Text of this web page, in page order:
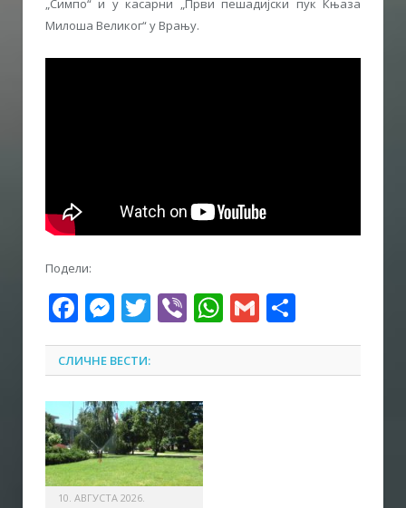
„Симпо“ и у касарни „Први пешадијски пук Књаза
Милоша Великог“ у Врању.
Подели:
Facebook
Messenger
Twitter
ViberWhatsApp
Gmail
СЛИЧНЕ ВЕСТИ:
10. АВГУСТА 2026.